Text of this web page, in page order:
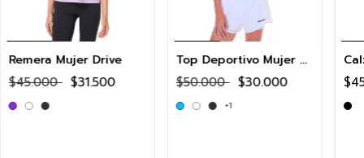
Remera Mujer Drive
$45.000 $31.500
Top Deportivo Mujer Aero
$50.000 $30.000
+1